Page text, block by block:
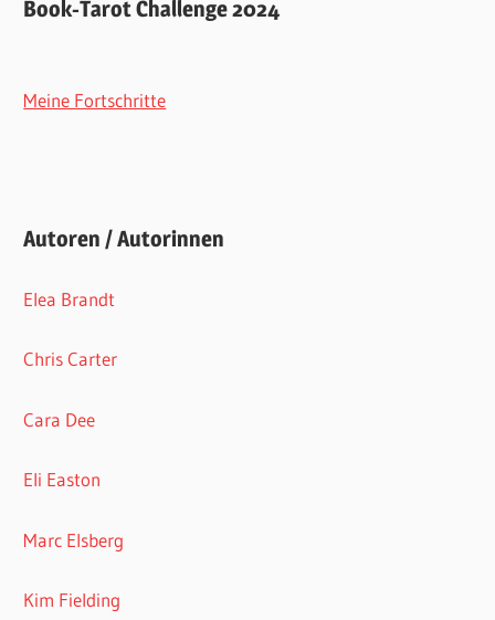
Book-Tarot Challenge 2024
Meine Fortschritte
Autoren / Autorinnen
Elea Brandt
Chris Carter
Cara Dee
Eli Easton
Marc Elsberg
Kim Fielding